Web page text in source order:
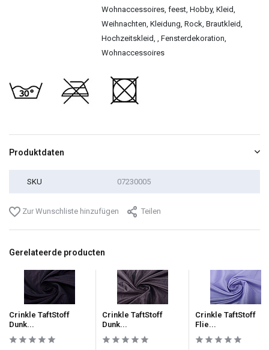
Wohnaccessoires, feest, Hobby, Kleid,
Weihnachten, Kleidung, Rock, Brautkleid,
Hochzeitskleid, , Fensterdekoration,
Wohnaccessoires
Produktdaten
SKU 07230005
Zur Wunschliste hinzufügen Teilen
Gerelateerde producten
Crinkle TaftStoff
Dunk...
Crinkle TaftStoff
Dunk...
Crinkle TaftStoff
Flie...